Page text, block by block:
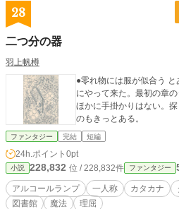
28
二つ分の器
羽上帆樽
●零れ物には服が似合う とある本を探すために、私は図書館
にやって来た。最初の章
ほかに手掛かりはない。
のもきっとある。
ファンタジー 完結 短編
24h.ポイント 0pt
小説 228,832 位 / 228,832件 ファンタジー
アルコールランプ 一人称 カタカナ
図書館
魔法 理屈